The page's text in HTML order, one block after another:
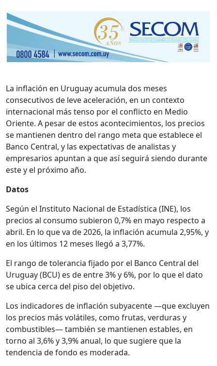
La inflación en Uruguay acumula dos meses
consecutivos de leve aceleración, en un contexto
internacional más tenso por el conflicto en Medio
Oriente. A pesar de estos acontecimientos, los precios
se mantienen dentro del rango meta que establece el
Banco Central, y las expectativas de analistas y
empresarios apuntan a que así seguirá siendo durante
este y el próximo año.
Datos
Según el Instituto Nacional de Estadística (INE), los
precios al consumo subieron 0,7% en mayo respecto a
abril. En lo que va de 2026, la inflación acumula 2,95%, y
en los últimos 12 meses llegó a 3,77%.
El rango de tolerancia fijado por el Banco Central del
Uruguay (BCU) es de entre 3% y 6%, por lo que el dato
se ubica cerca del piso del objetivo.
Los indicadores de inflación subyacente —que excluyen
los precios más volátiles, como frutas, verduras y
combustibles— también se mantienen estables, en
torno al 3,6% y 3,9% anual, lo que sugiere que la
tendencia de fondo es moderada.